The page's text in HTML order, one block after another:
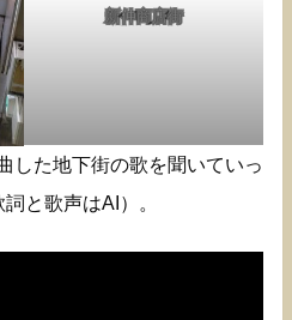
新仲商店街
した地下街の歌を聞いていっ
と歌声はAI）。